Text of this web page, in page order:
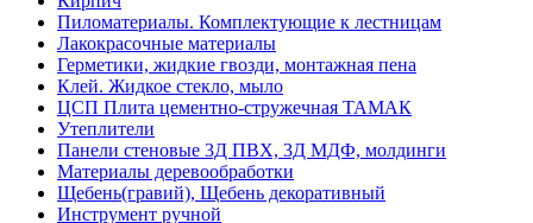
Пиломатериалы. Комплектующие к лестницам
Лакокрасочные материалы
Герметики, жидкие гвозди, монтажная пена
Клей. Жидкое стекло, мыло
ЦСП Плита цементно-стружечная ТАМАК
Утеплители
Панели стеновые 3Д ПВХ, 3Д МДФ, молдинги
Материалы деревообработки
Щебень(гравий), Щебень декоративный
Инструмент ручной